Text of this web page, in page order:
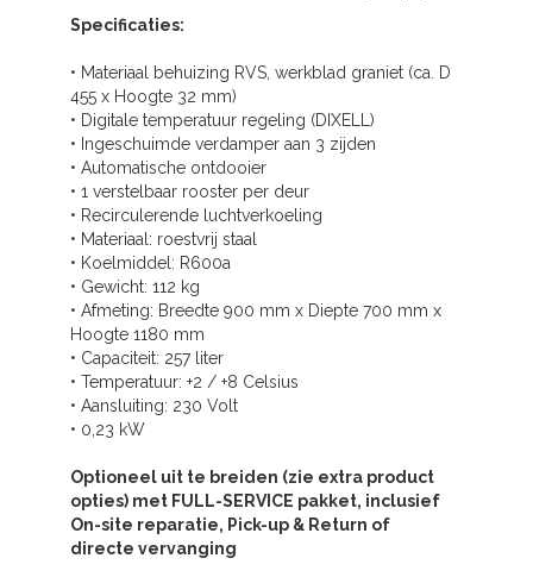
Specificaties:
• Materiaal behuizing RVS, werkblad graniet (ca. D
455 x Hoogte 32 mm)
• Digitale temperatuur regeling (DIXELL)
• Ingeschuimde verdamper aan 3 zijden
• Automatische ontdooier
• 1 verstelbaar rooster per deur
• Recirculerende luchtverkoeling
• Materiaal: roestvrij staal
• Koelmiddel: R600a
• Gewicht: 112 kg
• Afmeting: Breedte 900 mm x Diepte 700 mm x
Hoogte 1180 mm
• Capaciteit: 257 liter
• Temperatuur: +2 / +8 Celsius
• Aansluiting: 230 Volt
• 0,23 kW
Optioneel uit te breiden (zie extra product
opties) met FULL-SERVICE pakket, inclusief
On-site reparatie, Pick-up & Return of
directe vervanging